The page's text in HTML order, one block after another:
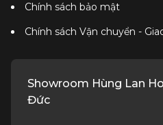
Chính sách bảo mật
Chính sách Vận chuyển -
Showroom Hùng Lan
Đức